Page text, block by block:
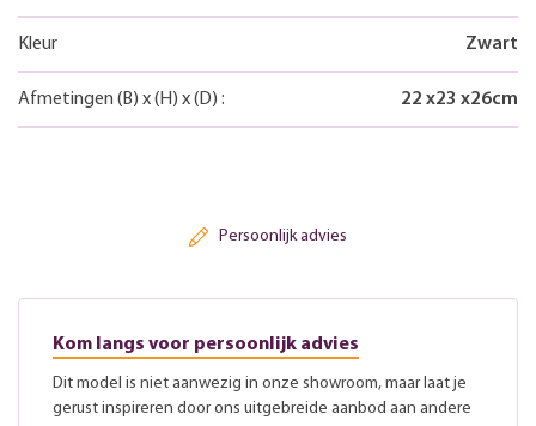
Kleur Zwart
Afmetingen (B) x(H) x(D) : 22 x23 x26cm
Persoonlijk advies
Kom langs voor persoonlijk advies
Dit model is niet aanwezig in onze showroom, maar laat je
gerust inspireren door ons uitgebreide aanbod aan andere